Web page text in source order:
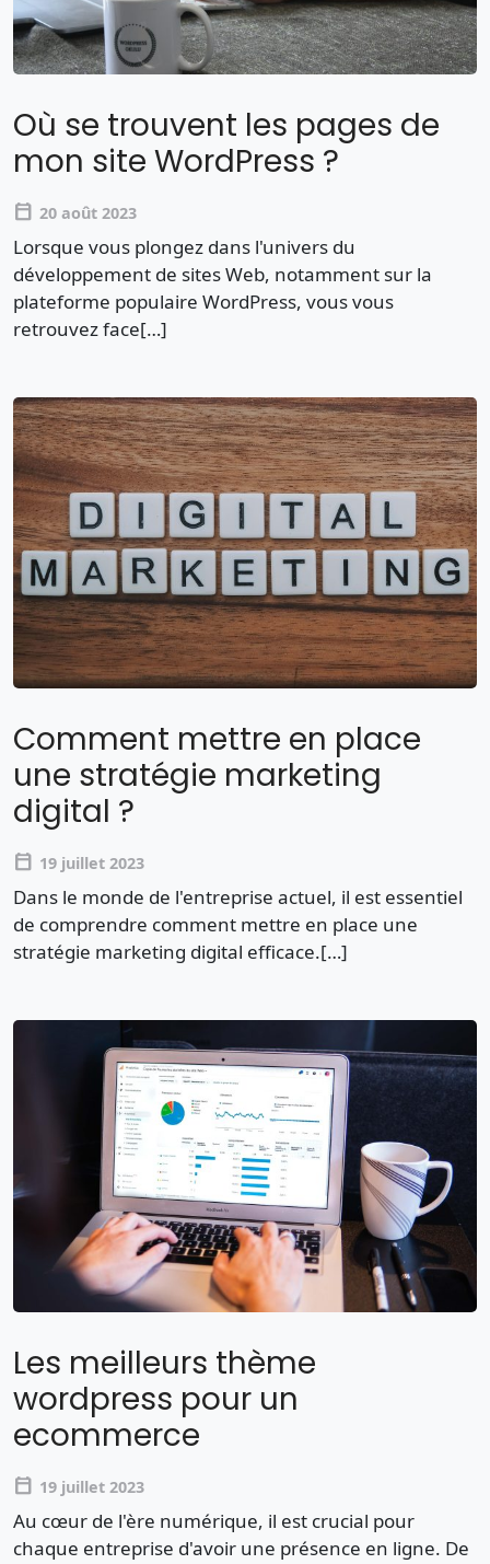
Où se trouvent les pages de
mon site WordPress ?
calendar_today 20 août 2023
Lorsque vous plongez dans l'univers du
développement de sites Web, notamment sur la
plateforme populaire WordPress, vous vous
retrouvez face[…]
Comment mettre en place
une stratégie marketing
digital ?
calendar_today 19 juillet 2023
Dans le monde de l'entreprise actuel, il est essentiel
de comprendre comment mettre en place une
stratégie marketing digital efficace.[…]
Les meilleurs thème
wordpress pour un
ecommerce
calendar_today 19 juillet 2023
Au cœur de l'ère numérique, il est crucial pour
chaque entreprise d'avoir une présence en ligne. De